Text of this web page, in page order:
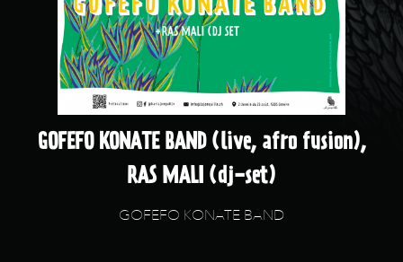
GOFEFO KONATE BAND (live, afro fusion),
RAS MALI (dj-set)
GOFEFO KONATE BAND